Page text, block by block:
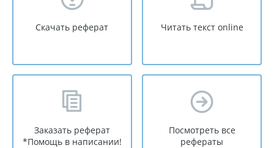
Скачать реферат Читать текст online
Заказать реферат
*Помощь в написании!
Посмотреть все
рефераты